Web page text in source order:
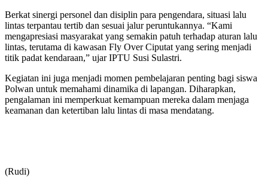
Berkat sinergi personel dan disiplin para pengendara, situasi lalu
lintas terpantau tertib dan sesuai jalur peruntukannya. “Kami
mengapresiasi masyarakat yang semakin patuh terhadap aturan lalu
lintas, terutama di kawasan Fly Over Ciputat yang sering menjadi
titik padat kendaraan,” ujar IPTU Susi Sulastri.
Kegiatan ini juga menjadi momen pembelajaran penting bagi siswa
Polwan untuk memahami dinamika di lapangan. Diharapkan,
pengalaman ini memperkuat kemampuan mereka dalam menjaga
keamanan dan ketertiban lalu lintas di masa mendatang.
(Rudi)